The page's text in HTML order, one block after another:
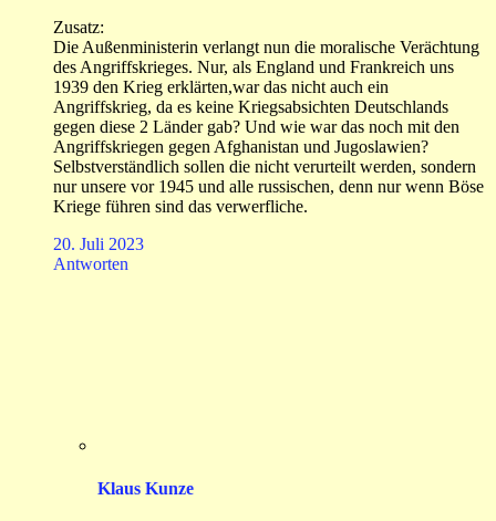
Zusatz:
Die Außenministerin verlangt nun die moralische Verächtung
des Angriffskrieges. Nur, als England und Frankreich uns
1939 den Krieg erklärten,war das nicht auch ein
Angriffskrieg, da es keine Kriegsabsichten Deutschlands
gegen diese 2 Länder gab? Und wie war das noch mit den
Angriffskriegen gegen Afghanistan und Jugoslawien?
Selbstverständlich sollen die nicht verurteilt werden, sondern
nur unsere vor 1945 und alle russischen, denn nur wenn Böse
Kriege führen sind das verwerfliche.
20. Juli 2023
Antworten
Klaus Kunze